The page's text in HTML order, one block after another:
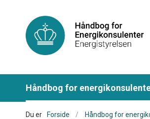
Håndbog for
Du er
Forside Håndbog for